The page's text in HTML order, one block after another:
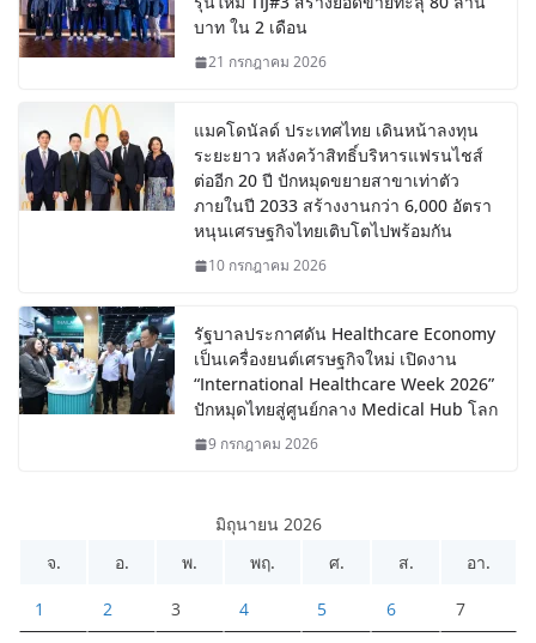
บาท ใน 2 เดือน
21 กรกฎาคม 2026
แมคโดนัลด์ ประเทศไทย เดินหน้าลงทุน
ระยะยาว หลังคว้าสิทธิ์บริหารแฟรนไชส์
ต่ออีก 20 ปี ปักหมุดขยายสาขาเท่าตัว
ภายในปี 2033 สร้างงานกว่า 6,000 อัตรา
หนุนเศรษฐกิจไทยเติบโตไปพร้อมกัน
10 กรกฎาคม 2026
รัฐบาลประกาศดัน Healthcare Economy
เป็นเครื่องยนต์เศรษฐกิจใหม่ เปิดงาน
“International Healthcare Week 2026”
ปักหมุดไทยสู่ศูนย์กลาง Medical Hub โลก
9 กรกฎาคม 2026
มิถุนายน 2026
จ.
อ. พ. พฤ. ศ. ส. อา.
1 2 3 4 5 6 7